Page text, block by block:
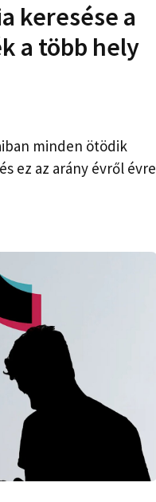
keresése a
a több hely
minden ötödik
ez az arány évről évre